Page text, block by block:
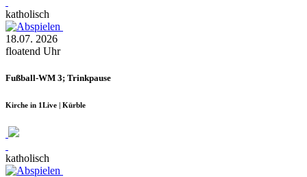
katholisch
18.07. 2026
floatend Uhr
Fußball-WM 3; Trinkpause
Kirche in 1Live | Kürble
katholisch